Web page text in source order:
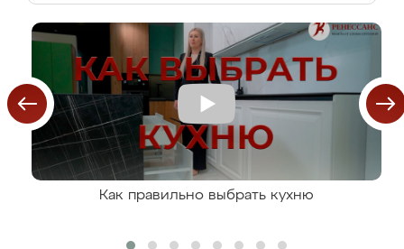
Как правильно выбрать кухню